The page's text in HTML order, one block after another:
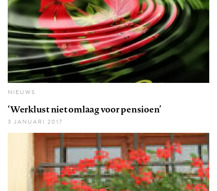
NIEUWS
‘Werklust niet omlaag voor pensioen’
3 JANUARI 2017